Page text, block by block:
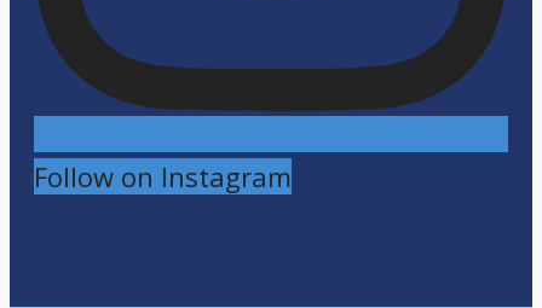
Follow on Instagram